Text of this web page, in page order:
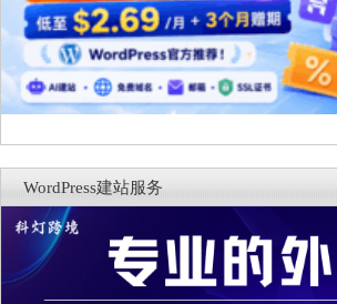
WordPress建站服务